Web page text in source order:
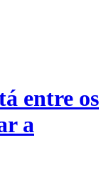
entre os
a